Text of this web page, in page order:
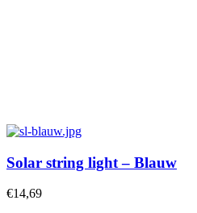
Solar string light – Blauw
€14,69